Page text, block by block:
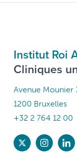
Institut Roi
Cliniques
Avenue Mounier
1200 Bruxelles
+32 2 764 12 00